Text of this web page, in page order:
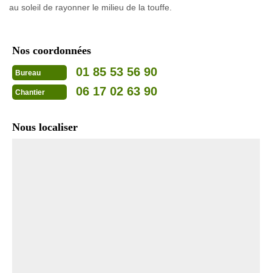
au soleil de rayonner le milieu de la touffe.
Nos coordonnées
Bureau 01 85 53 56 90
Chantier 06 17 02 63 90
Nous localiser